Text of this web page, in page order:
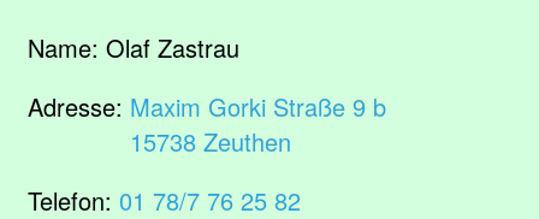
Name: Olaf Zastrau
Adresse: Maxim Gorki Straße 9 b
15738 Zeuthen
Telefon: 01 78/7 76 25 82